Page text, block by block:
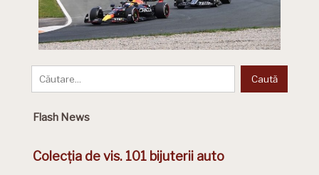
Flash News
Colecția de vis. 101 bijuterii auto